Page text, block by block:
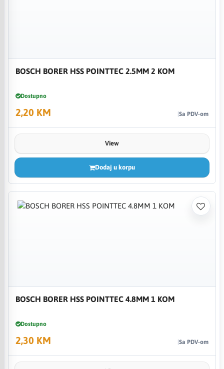
BOSCH BORER HSS POINTTEC 2.5MM 2 KOM
Dostupno
2,20 KM Sa PDV-om
View
Dodaj u korpu
BOSCH BORER HSS POINTTEC 4.8MM 1 KOM
Dostupno
2,30 KM Sa PDV-om